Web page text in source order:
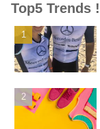
Top5 Trends !